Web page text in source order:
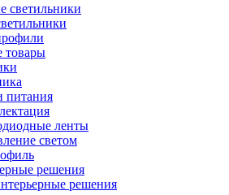
светильники
товары
питания
ленты
светом
решения
решения